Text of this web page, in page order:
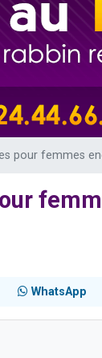
n°104 : Le
sur Zoom
pour femmes
WhatsApp